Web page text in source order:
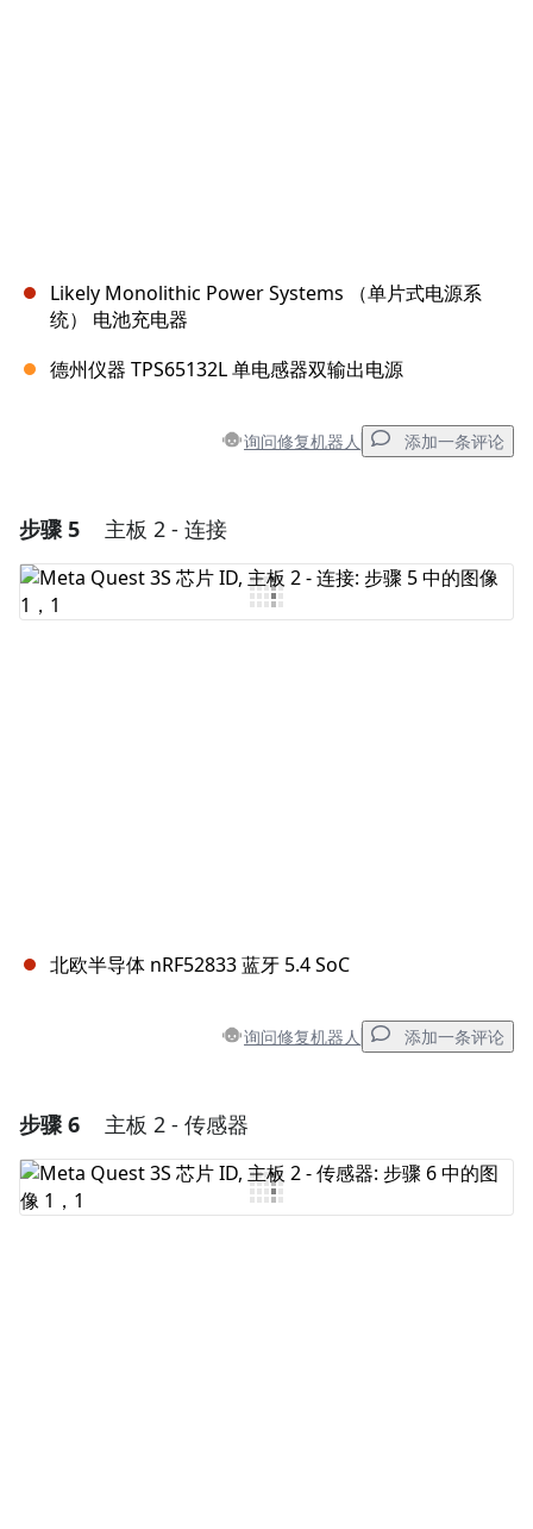
Likely Monolithic Power Systems （单片式电源系
统） 电池充电器
德州仪器 TPS65132L 单电感器双输出电源
询问修复机器人 添加一条评论
添加一条评论
添加评论
步骤 5 主板 2 - 连接
北欧半导体 nRF52833 蓝牙 5.4 SoC
询问修复机器人 添加一条评论
添加一条评论
添加评论
步骤 6 主板 2 - 传感器